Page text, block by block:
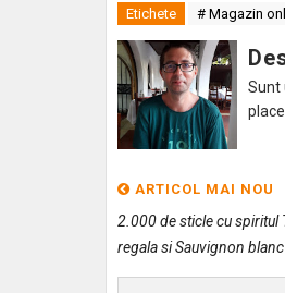
Etichete # Magazin
Sunt
ARTICOL MAI NOU
2.000 de sticle cu spiritul
regala si Sauvignon